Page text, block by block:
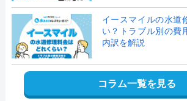
イースマイルの水道
い？トラブル別の費
内訳を解説
コラム一覧を見る